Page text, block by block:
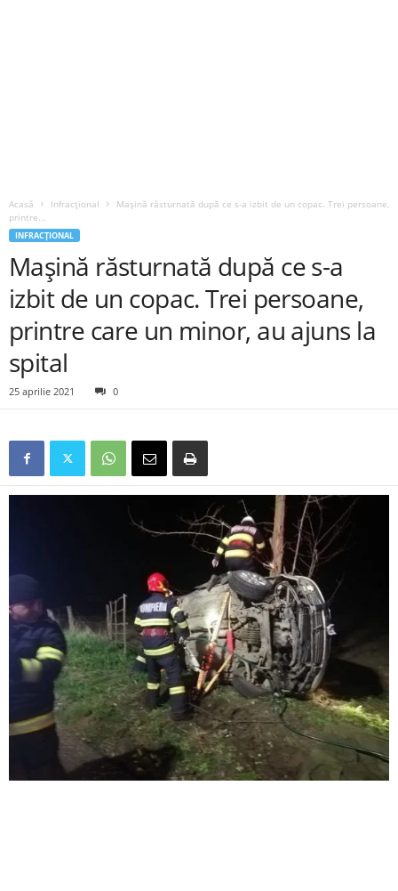
Acasă Infracțional
Mașină răsturnată după ce s-a izbit de un copac. Trei persoane,
printre...
INFRACȚIONAL
Mașină răsturnată după ce s-a
izbit de un copac. Trei persoane,
printre care un minor, au ajuns la
spital
25 aprilie 2021 0